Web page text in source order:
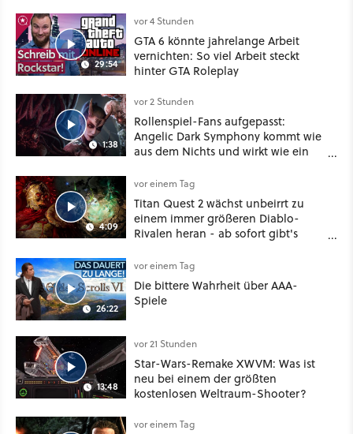
29:54
vor 4 Stunden
GTA 6 könnte jahrelange Arbeit
vernichten: So viel Arbeit steckt
hinter GTA Roleplay
1:38
vor 2 Stunden
Rollenspiel-Fans aufgepasst:
Angelic Dark Symphony kommt wie
aus dem Nichts und wirkt wie ein
Mass Effect
4:09
vor einem Tag
Titan Quest 2 wächst unbeirrt zu
einem immer größeren Diablo-
Rivalen heran - ab sofort gibt's
Klasse
26:22
vor einem Tag
Die bittere Wahrheit über AAA-
Spiele
13:48
vor 21 Stunden
Star-Wars-Remake XWVM: Was ist
neu bei einem der größten
kostenlosen Weltraum-Shooter?
vor einem Tag